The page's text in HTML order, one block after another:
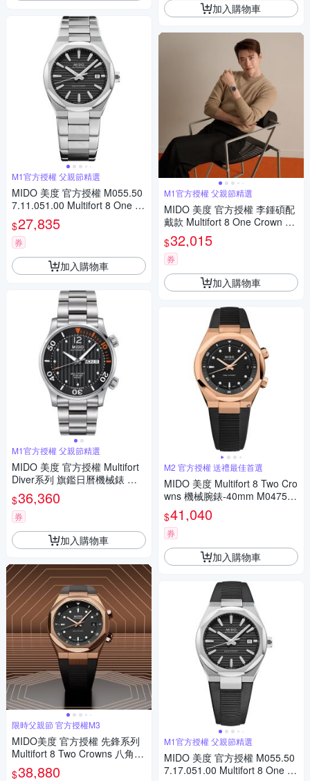
M1官方授權 父親節精選
MIDO 美度 官方授權 M055.50
7.11.051.00 Multifort 8 One Cr
own 先鋒系列 幾何八角機械錶
寵爸時刻 送禮推薦-黑 M05550
71105100
$27,835
券
加入購物車
M1官方授權 父親節精選
MIDO 美度 官方授權 Multifort
Diver系列 旗鑑日曆機械錶 寵
爸時刻 送禮推薦-黑x銀/42mm
M0059301106000
$36,360
券
加入購物車
限時父親節 官方授權M3
MIDO美度 官方授權 先鋒系列
Multifort 8 Two Crowns 八角錶
圈 幾何機械腕錶 父親節 禮物
$38,880
加入購物車
M1官方授權 父親節精選
MIDO 美度 官方授權 李鍾碩配
戴款 Multifort 8 One Crown 先
鋒系列 幾何八角機械錶 寵爸時
刻 送禮推薦 M0555072205100
$32,015
券
加入購物車
M2 官方授權 送禮最佳首選
MIDO 美度 Multifort 8 Two Cro
wns 機械腕錶-40mm M047507
3705100
$41,040
券
加入購物車
M1官方授權 父親節精選
MIDO 美度 官方授權 M055.50
7.17.051.00 Multifort 8 One Cr